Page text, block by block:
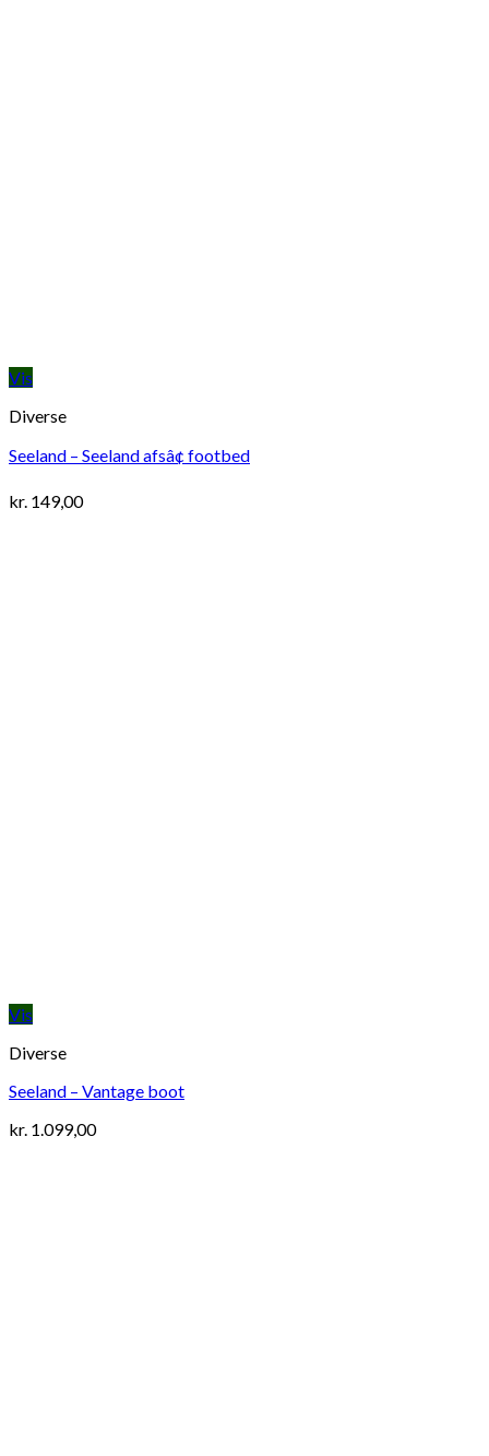
Vis
Diverse
Seeland – Seeland afsâ¢ footbed
kr. 149,00
Vis
Diverse
Seeland – Vantage boot
kr. 1.099,00